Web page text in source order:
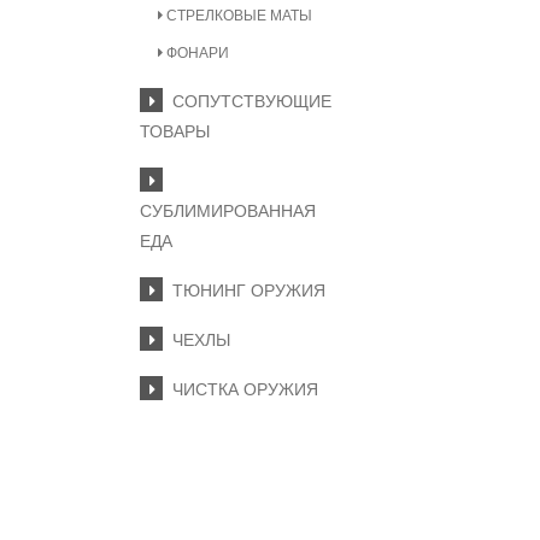
СТРЕЛКОВЫЕ МАТЫ
ФОНАРИ
СОПУТСТВУЮЩИЕ
ТОВАРЫ
СУБЛИМИРОВАННАЯ
ЕДА
ТЮНИНГ ОРУЖИЯ
ЧЕХЛЫ
ЧИСТКА ОРУЖИЯ